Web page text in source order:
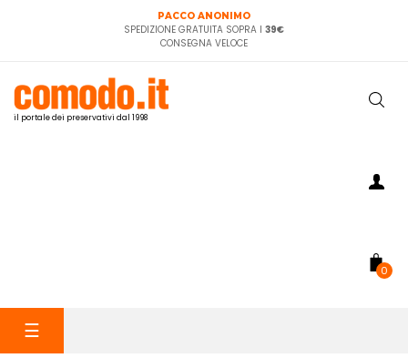
PACCO ANONIMO
SPEDIZIONE GRATUITA SOPRA I 39€
CONSEGNA VELOCE
il portale dei preservativi dal 1998
0
navigazione
☰